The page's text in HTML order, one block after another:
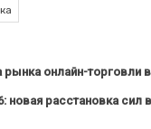
рынка онлайн-торговли
новая расстановка сил